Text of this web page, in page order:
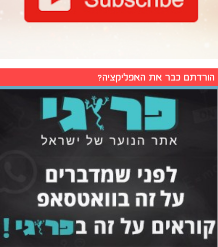
הורדתם כבר את האפליקציה?